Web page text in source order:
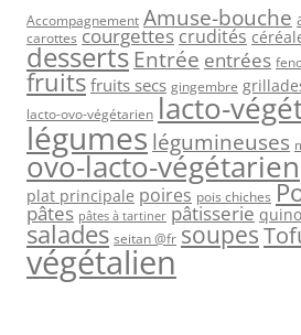
Accompagnement Amuse-bouche
carottes courgettes crudités
desserts Entrée entrées
fruits fruits secs gingembre
lacto-ovo-végétarien lacto-
légumes légumineuses
ovo-lacto-végétarien
plat principale poires pois chiches
pâtes pâtes à tartiner pâtisserie
salades seitan @fr soupes
végétalien